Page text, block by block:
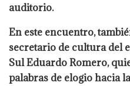
auditorio.
En este encuentro,
secretario de cultura del
Sul Eduardo Romero,
palabras de elogio hacia